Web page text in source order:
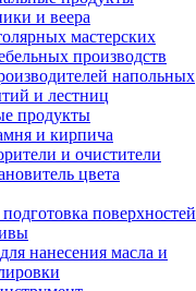
и веера
мастерских
производств
напольных
и лестниц
продукты
и кирпича
и очистители
цвета
поверхностей
нанесения масла и